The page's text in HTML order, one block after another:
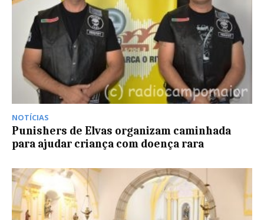
NOTÍCIAS
Punishers de Elvas organizam caminhada
para ajudar criança com doença rara